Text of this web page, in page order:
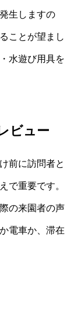
生しますの
ことが望まし
水遊び用具を
ビュー
前に訪問者と
で重要です。
の来園者の声
電車か、滞在